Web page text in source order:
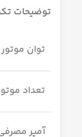
توضیحات
توان موتور
تعداد
آمپر